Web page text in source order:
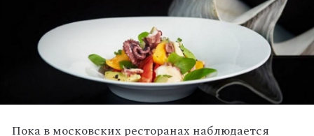
Пока в московских ресторанах наблюдается